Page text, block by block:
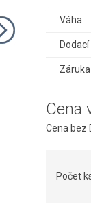
Váha
Záruka
Cena
Cena bez
Počet